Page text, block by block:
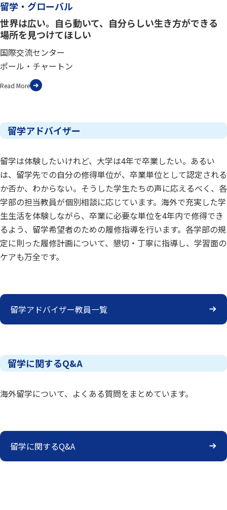
留学・グローバル
世界は広い。自ら動いて、自分らしい生き方ができる
場所を見つけてほしい
国際交流センター
ポール・チャートン
Read More
留学アドバイザー
留学は体験したいけれど、大学は4年で卒業したい。あるい
は、留学先での自分の修得単位が、卒業単位として認定される
か否か、わからない。そうした学生たちの声に応えるべく、各
学部の担当教員が個別相談に応じています。海外で充実した学
生生活を体験しながら、卒業に必要な単位を4年内で修得でき
るよう、留学希望者のための履修指導を行います。各学部の規
定に則った履修計画について、懇切・丁寧に指導し、学習面の
ケアも万全です。
留学アドバイザー教員一覧
留学に関するQ&A
海外留学について、よくある質問をまとめています。
留学に関するQ&A